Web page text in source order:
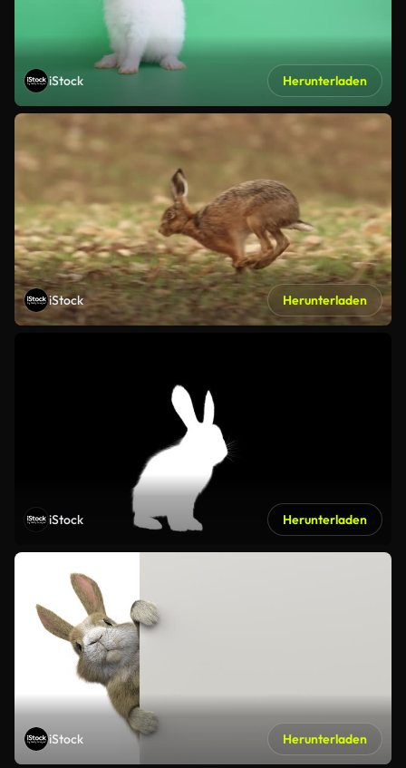
iStock Herunterladen
iStock Herunterladen
iStock Herunterladen
iStock Herunterladen